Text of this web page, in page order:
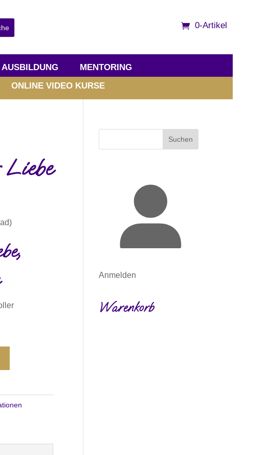
0-Artikel
AUSBILDUNG
MENTORING
ONLINE VIDEO KURSE
Suchen
Anmelden
Warenkorb